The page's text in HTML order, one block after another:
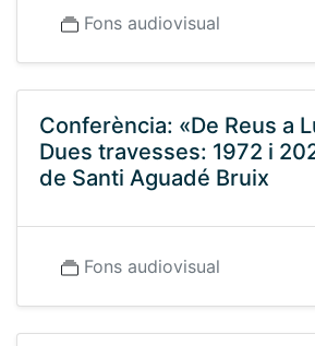
Fons audiovisual
Conferència: «De Reus a
Dues travesses: 1972 i
de Santi Aguadé Bruix
Fons audiovisual